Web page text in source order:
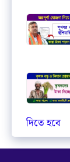
দিতে হবে